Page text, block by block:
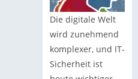
Die digitale Welt
wird zunehmend
komplexer, und IT-
Sicherheit ist